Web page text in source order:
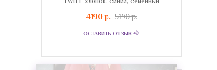
4190 р. 5190 р.
ОСТАВИТЬ ОТЗЫВ